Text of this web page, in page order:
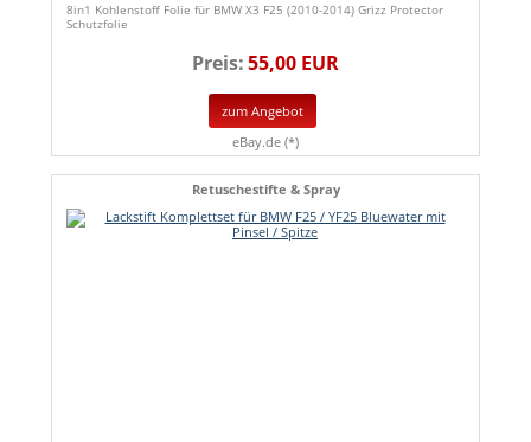
8in1 Kohlenstoff Folie für BMW X3 F25 (2010-2014) Grizz Protector
Schutzfolie
Preis:55,00 EUR
zum Angebot
eBay.de (*)
Retuschestifte & Spray